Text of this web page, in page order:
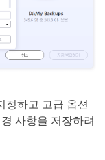
정하고 고급 옵션
사항을 저장하려